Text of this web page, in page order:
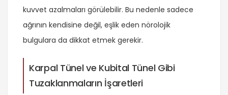
kuvvet azalmaları görülebilir. Bu nedenle sadece
ağrının kendisine değil, eşlik eden nörolojik
bulgulara da dikkat etmek gerekir.
Karpal Tünel ve Kubital Tünel Gibi
Tuzaklanmaların İşaretleri